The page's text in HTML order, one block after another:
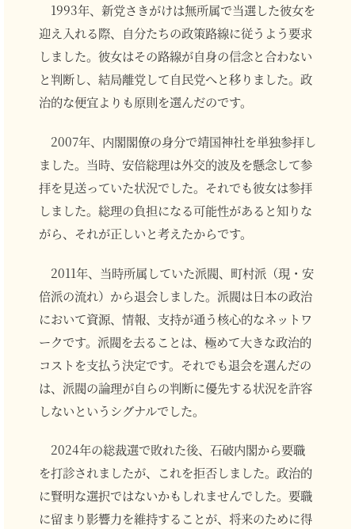
1993年、新党さきがけは無所属で当選した彼女を
迎え入れる際、自分たちの政策路線に従うよう要求
しました。彼女はその路線が自身の信念と合わない
と判断し、結局離党して自民党へと移りました。政
治的な便宜よりも原則を選んだのです。
2007年、内閣閣僚の身分で靖国神社を単独参拝し
ました。当時、安倍総理は外交的波及を懸念して参
拝を見送っていた状況でした。それでも彼女は参拝
しました。総理の負担になる可能性があると知りな
がら、それが正しいと考えたからです。
2011年、当時所属していた派閥、町村派（現・安
倍派の流れ）から退会しました。派閥は日本の政治
において資源、情報、支持が通う核心的なネットワ
ークです。派閥を去ることは、極めて大きな政治的
コストを支払う決定です。それでも退会を選んだの
は、派閥の論理が自らの判断に優先する状況を許容
しないというシグナルでした。
2024年の総裁選で敗れた後、石破内閣から要職
を打診されましたが、これを拒否しました。政治的
に賢明な選択ではないかもしれませんでした。要職
に留まり影響力を維持することが、将来のために得